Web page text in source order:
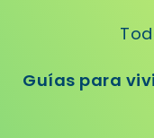
Guías para